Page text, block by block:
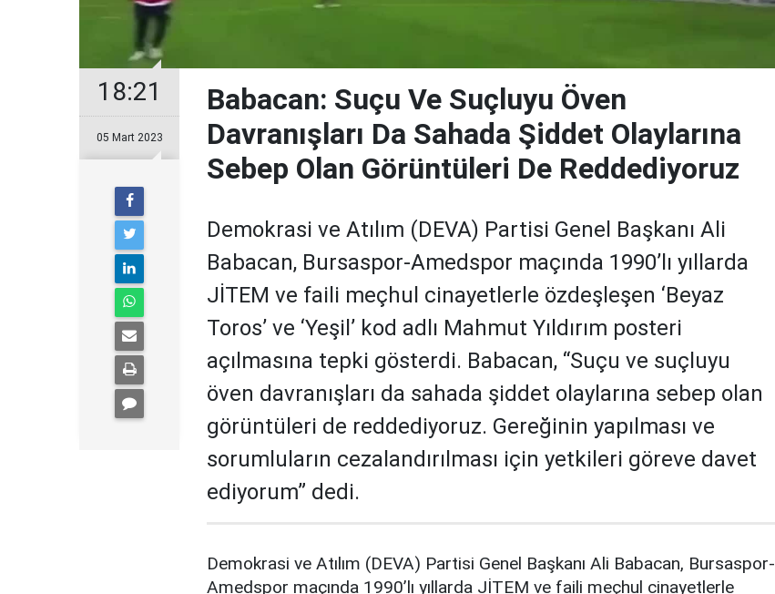
18:21
05 Mart 2023
Babacan: Suçu Ve Suçluyu Öven
Davranışları Da Sahada Şiddet Olaylarına
Sebep Olan Görüntüleri De Reddediyoruz
Demokrasi ve Atılım (DEVA) Partisi Genel Başkanı Ali
Babacan, Bursaspor-Amedspor maçında 1990’lı yıllarda
JİTEM ve faili meçhul cinayetlerle özdeşleşen ‘Beyaz
Toros’ ve ‘Yeşil’ kod adlı Mahmut Yıldırım posteri
açılmasına tepki gösterdi. Babacan, “Suçu ve suçluyu
öven davranışları da sahada şiddet olaylarına sebep olan
görüntüleri de reddediyoruz. Gereğinin yapılması ve
sorumluların cezalandırılması için yetkileri göreve davet
ediyorum” dedi.
Demokrasi ve Atılım (DEVA) Partisi Genel Başkanı Ali Babacan, Bursaspor-
Amedspor maçında 1990’lı yıllarda JİTEM ve faili meçhul cinayetlerle